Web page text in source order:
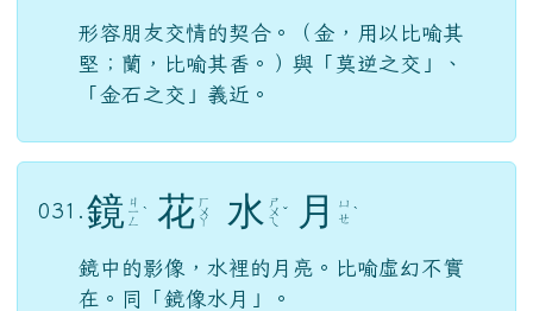
形容朋友交情的契合。（金，用以比喻其
堅；蘭，比喻其香。）與「莫逆之交」、
「金石之交」義近。
031. 鏡 ㄐ
ㄧ
ㄥ
ˋ 花 ㄏ
ㄨ
ㄚ 水 ㄕ
ㄨ
ㄟ
ˇ 月
ㄩ
ㄝ ˋ
鏡中的影像，水裡的月亮。比喻虛幻不實
在。同「鏡像水月」。